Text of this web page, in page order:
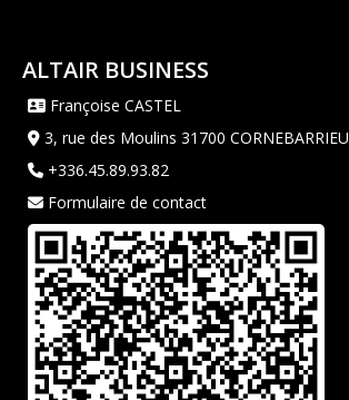
ALTAIR BUSINESS
Françoise CASTEL
3, rue des Moulins 31700 CORNEBARRIEU
+336.45.89.93.82
Formulaire de contact